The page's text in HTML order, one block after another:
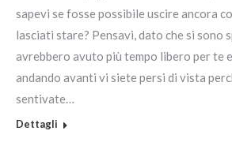
sapevi se fosse possibile uscire ancora
lasciati stare? Pensavi, dato che si sono
avrebbero avuto più tempo libero per te
andando avanti vi siete persi di vista
sentivate…
Dettagli